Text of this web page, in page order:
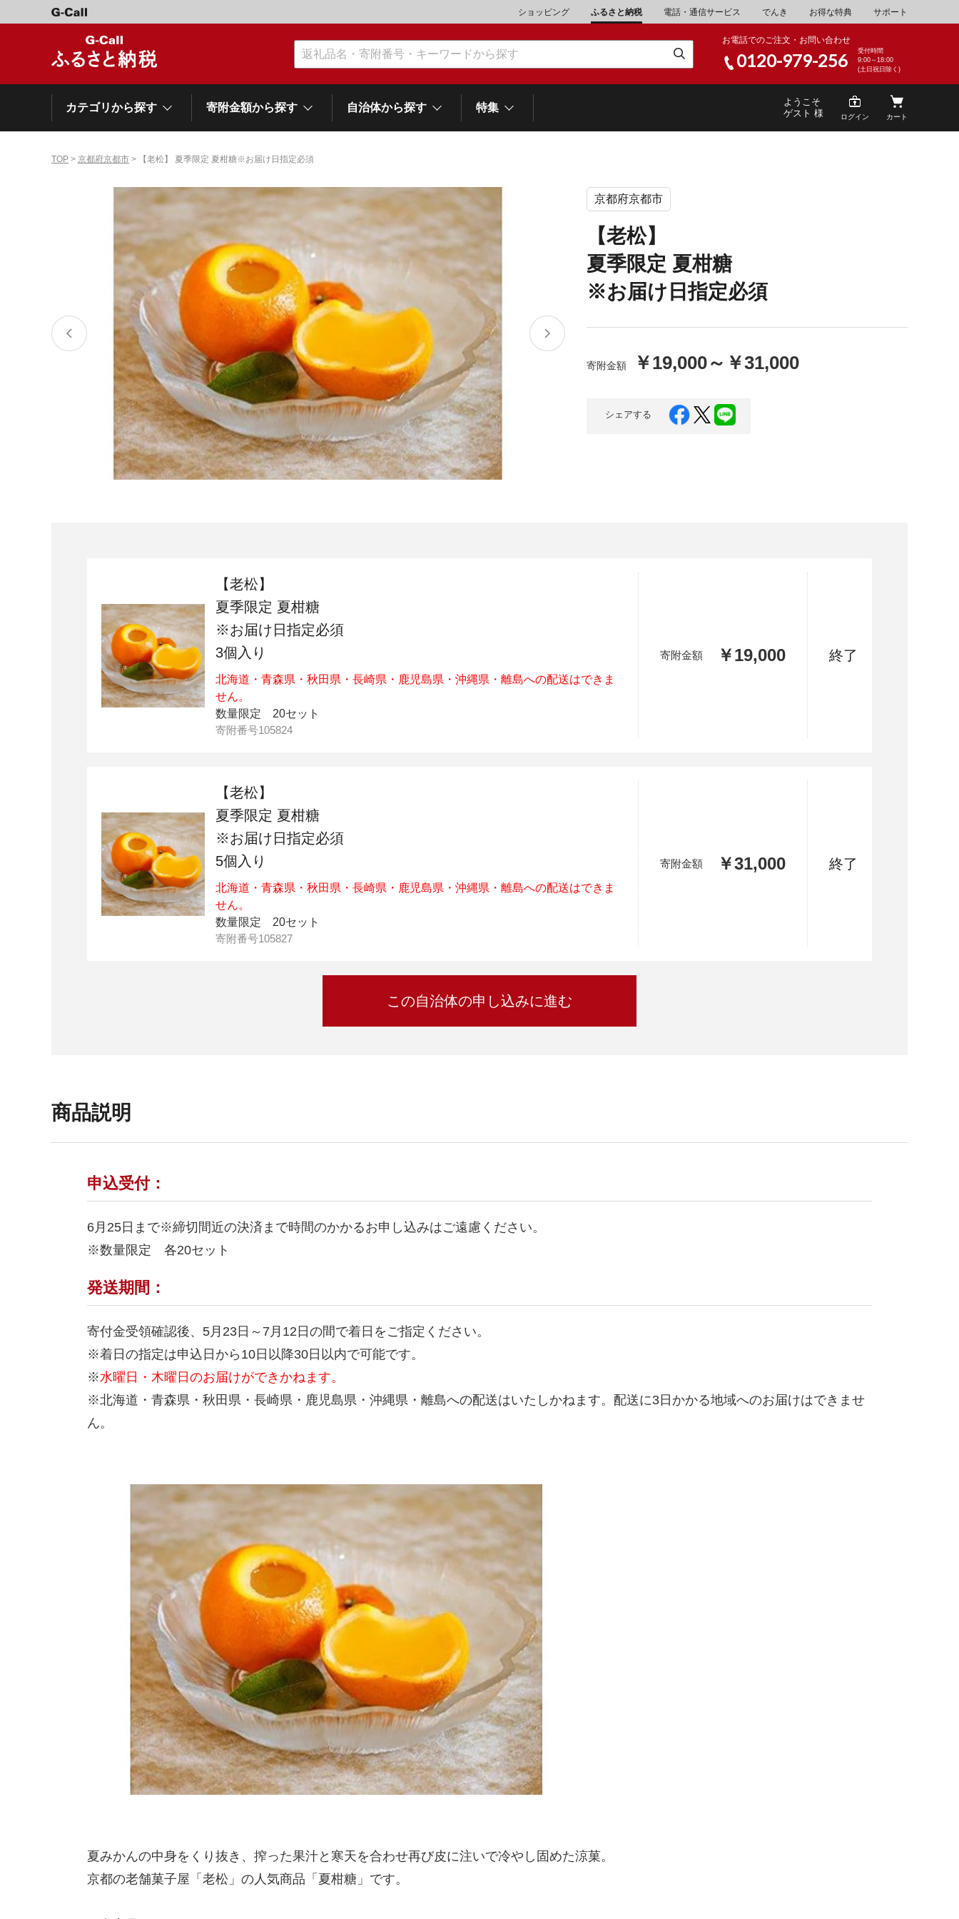
ショッピング ふるさと納税 電話・通信サービス でんき お得な特典 サポート
お電話でのご注文・お問い合わせ
0120-979-256
受付時間
9:00～18:00
(土日祝日除く)
カテゴリから探す
肉類（牛） 肉類（鶏・豚・他）
くだもの 酒
ドリンク 他食品 家電・AV機器
スポーツ・アウトドア 雑貨・日用品
家具 ファッション
定期便
寄附金額から探す
～\10,000 \10,001～20,000
\40,001～50,000 \50,001～100,000 \100,001～200,000 \200,001～500,000
\500,001～1,000,000 \1,000,001～5,000,000 \5,000,001～10,000,000 \10,000,001～
自治体から探す
北海道
網走市
石狩市
白老町
白糠町
弟子屈町
登別市
平取町
広尾町
紋別市
別海町 利尻富士町
岩手県 雫石町
宮城県 気仙沼市
山形県 東根市 南陽市 三川町
茨城県 下妻市
栃木県 大田原市 鹿沼市
新潟県 南魚沼市
富山県 魚津市 氷見市
山梨県
市川三郷町
富士河口湖町
熱海市 伊豆市
沼津市
春日井市 名古屋市
岐阜県 関市 山県市
三重県 多気町 南伊勢町
石川県 津幡町
和歌山県
岡山県 笠岡市
島根県 海士町
高知県 芸西村
福岡県 大川市
沖縄県
特集
ようこそ
ゲスト 様
ログイン カート
TOP > 京都府京都市 > 【老松】 夏季限定 夏柑糖※お届け日指定必須
京都府京都市
【老松】
夏季限定 夏柑糖
※お届け日指定必須
寄附金額 ￥19,000～ ￥31,000
シェアする
【老松】
夏季限定 夏柑糖
※お届け日指定必須
3個入り
北海道・青森県・秋田県・長崎県・鹿児島県・沖縄県・離島への配送はできま
せん。
数量限定 20セット
寄附番号105824
寄附金額 ￥19,000 終了
【老松】
夏季限定 夏柑糖
※お届け日指定必須
5個入り
北海道・青森県・秋田県・長崎県・鹿児島県・沖縄県・離島への配送はできま
せん。
数量限定 20セット
寄附番号105827
寄附金額 ￥31,000 終了
商品説明
申込受付：
6月25日まで※締切間近の決済まで時間のかかるお申し込みはご遠慮ください。
※数量限定 各20セット
発送期間：
寄付金受領確認後、5月23日～7月12日の間で着日をご指定ください。
※着日の指定は申込日から10日以降30日以内で可能です。
※水曜日・木曜日のお届けができかねます。
※北海道・青森県・秋田県・長崎県・鹿児島県・沖縄県・離島への配送はいたしかねます。配送に3日かかる地域へのお届けはできませ
ん。
夏みかんの中身をくり抜き、搾った果汁と寒天を合わせ再び皮に注いで冷やし固めた涼菓。
京都の老舗菓子屋「老松」の人気商品「夏柑糖」です。